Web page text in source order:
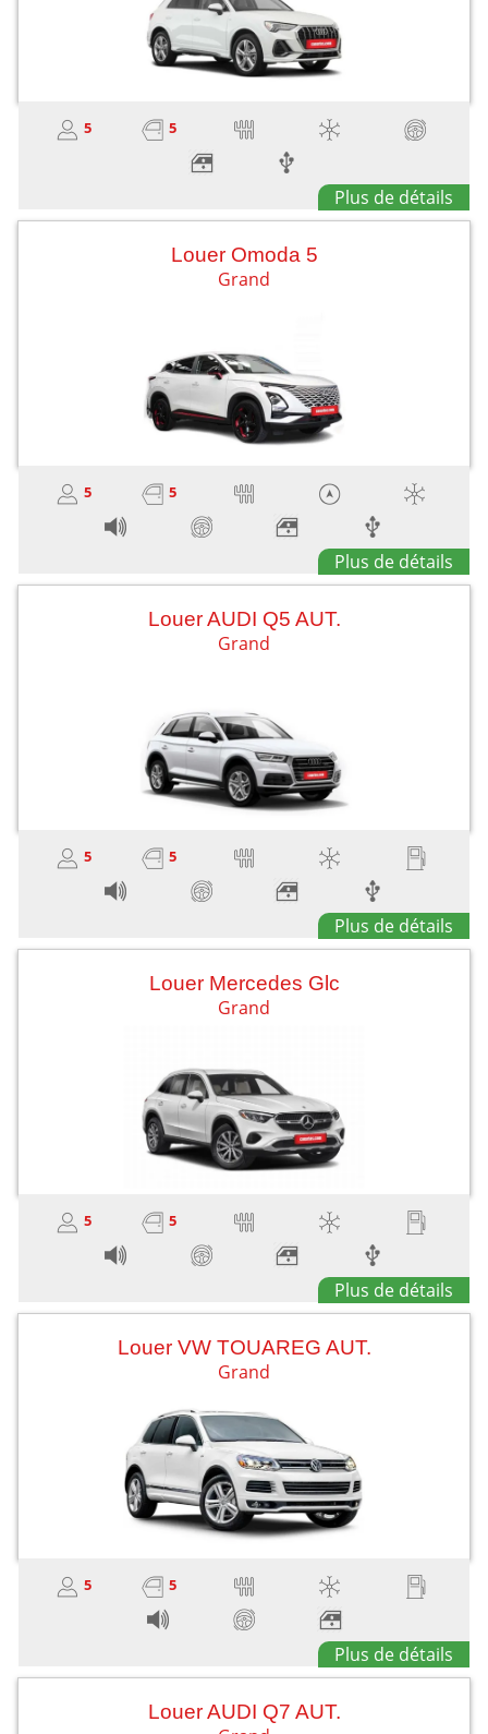
5 5
Plus de détails
Louer Omoda 5
Grand
5 5
Plus de détails
Louer AUDI Q5 AUT.
Grand
5 5
Plus de détails
Louer Mercedes Glc
Grand
5 5
Plus de détails
Louer VW TOUAREG AUT.
Grand
5 5
Plus de détails
Louer AUDI Q7 AUT.